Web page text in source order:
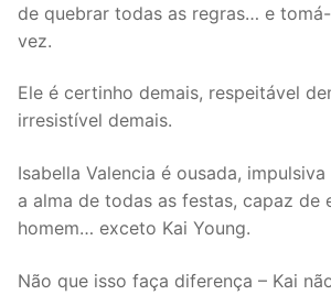
de quebrar todas as regras… e
vez.
Ele é certinho demais, respeitável
irresistível demais.
Isabella Valencia é ousada,
a alma de todas as festas, capaz de
homem… exceto Kai Young.
Não que isso faça diferença – Kai